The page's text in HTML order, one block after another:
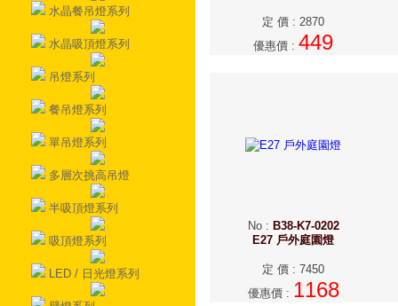
水晶餐吊燈系列
水晶吸頂燈系列
吊燈系列
餐吊燈系列
單吊燈系列
多層次挑高吊燈
半吸頂燈系列
吸頂燈系列
LED / 日光燈系列
定 價 : 2870
優惠價 : 449
No: B38-K7-0202
E27 戶外庭園燈
定 價 : 7450
優惠價: 1168